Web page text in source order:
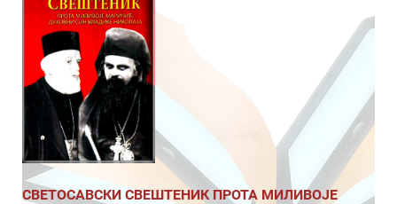
СВЕТОСАВСКИ СВЕШТЕНИК ПРОТА МИЛИВОЈЕ